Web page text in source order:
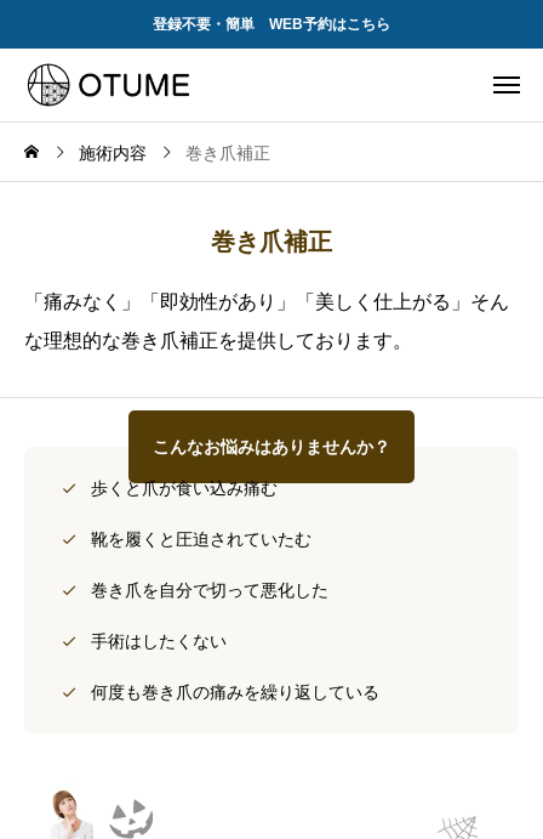
登録不要・簡単 WEB予約はこちら
施術内容 巻き爪補正
巻き爪補正
「痛みなく」「即効性があり」「美しく仕上がる」そん
な理想的な巻き爪補正を提供しております。
こんなお悩みはありませんか？
歩くと爪が食い込み痛む
靴を履くと圧迫されていたむ
巻き爪を自分で切って悪化した
手術はしたくない
何度も巻き爪の痛みを繰り返している